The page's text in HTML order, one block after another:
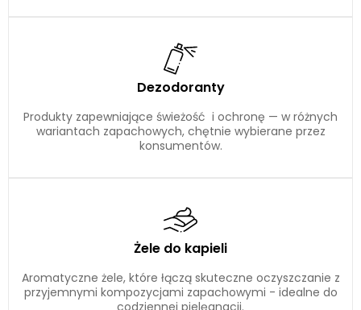
Dezodoranty
Produkty zapewniające świeżość i ochronę — w różnych
wariantach zapachowych, chętnie wybierane przez
konsumentów.
Żele do kapieli
Aromatyczne żele, które łączą skuteczne oczyszczanie z
przyjemnymi kompozycjami zapachowymi - idealne do